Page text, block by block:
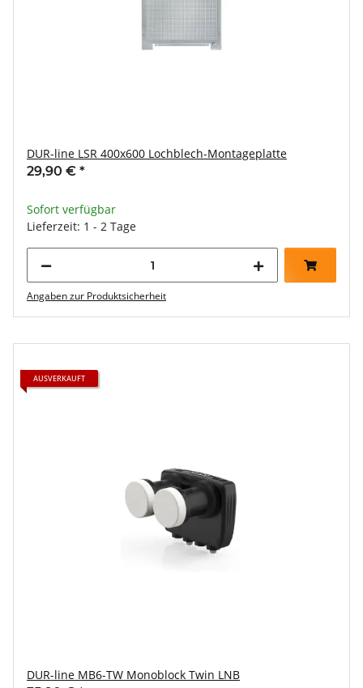
DUR-line LSR 400x600 Lochblech-Montageplatte
29,90 € *
Sofort verfügbar
Lieferzeit: 1 - 2 Tage
Angaben zur Produktsicherheit
AUSVERKAUFT
DUR-line MB6-TW Monoblock Twin LNB